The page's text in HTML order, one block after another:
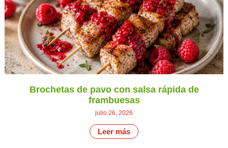
Brochetas de pavo con salsa rápida de
frambuesas
julio 26, 2026
Leer más